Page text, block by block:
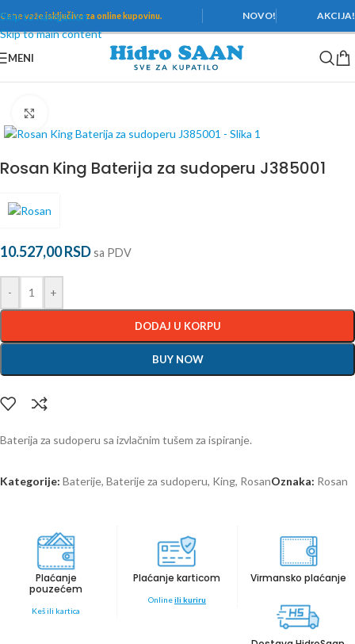
Skip to navigation
Skip to main content
Cene važeisključivo za online kupovinu. NOVO! AKCIJA!
MENI
Rosan King Baterija za sudoperu J385001
10.527,00RSDsa PDV
- +
DODAJ U KORPU
BUY NOW
Baterija za sudoperu sa izvlačnim tušem za ispiranje.
Kategorije: Baterije, Baterije za sudoperu, King, RosanOznaka: Rosan
Plaćanje
pouzećem
Keš ili kartica
Plaćanje karticom
Onlineili kuriru
Virmansko plaćanje